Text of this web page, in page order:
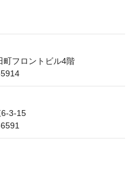
フロントビル4階
3-15